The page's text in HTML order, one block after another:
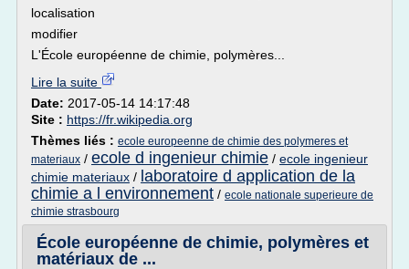
localisation
modifier
L'École européenne de chimie, polymères...
Lire la suite
Date: 2017-05-14 14:17:48
Site : https://fr.wikipedia.org
Thèmes liés : ecole europeenne de chimie des polymeres et
materiaux / ecole d ingenieur chimie / ecole ingenieur
chimie materiaux / laboratoire d application de la
chimie a l environnement / ecole nationale superieure de
chimie strasbourg
École européenne de chimie, polymères et
matériaux de ...